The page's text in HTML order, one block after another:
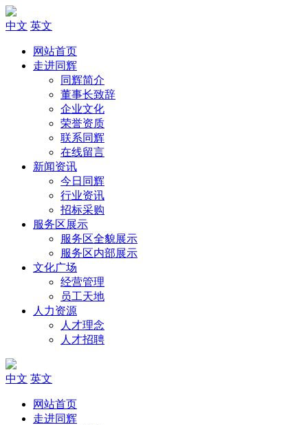
中文 英文
网站首页
走进同辉
同辉简介
董事长致辞
企业文化
荣誉资质
联系同辉
在线留言
新闻资讯
今日同辉
行业资讯
招标采购
服务区展示
服务区全貌展示
服务区内部展示
文化广场
经营管理
员工天地
人力资源
人才理念
人才招聘
中文 英文
网站首页
走进同辉